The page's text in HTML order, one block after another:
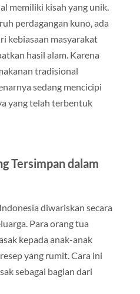
memiliki kisah yang unik.
perdagangan kuno, ada
kebiasaan masyarakat
hasil alam. Karena
tradisional
sedang mencicipi
yang telah terbentuk
Tersimpan dalam
diwariskan secara
Para orang tua
kepada anak-anak
yang rumit. Cara ini
sebagai bagian dari